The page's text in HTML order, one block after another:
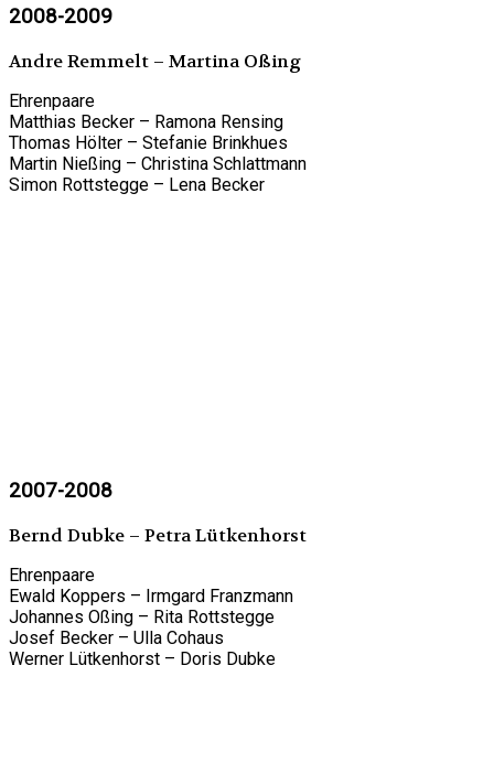
2008-2009
Andre Remmelt – Martina Oßing
Ehrenpaare
Matthias Becker – Ramona Rensing
Thomas Hölter – Stefanie Brinkhues
Martin Nießing – Christina Schlattmann
Simon Rottstegge – Lena Becker
2007-2008
Bernd Dubke – Petra Lütkenhorst
Ehrenpaare
Ewald Koppers – Irmgard Franzmann
Johannes Oßing – Rita Rottstegge
Josef Becker – Ulla Cohaus
Werner Lütkenhorst – Doris Dubke